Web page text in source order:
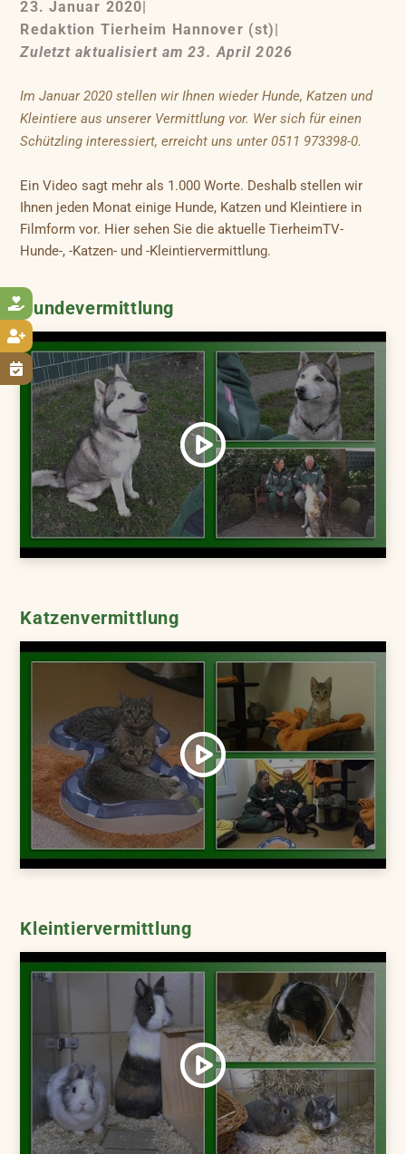



23. Januar 2020|
Redaktion Tierheim Hannover (st)|
Zuletzt aktualisiert am 23. April 2026
Im Januar 2020 stellen wir Ihnen wieder Hunde, Katzen und
Kleintiere aus unserer Vermittlung vor. Wer sich für einen
Schützling interessiert, erreicht uns unter 0511 973398-0.
Ein Video sagt mehr als 1.000 Worte. Deshalb stellen wir
Ihnen jeden Monat einige Hunde, Katzen und Kleintiere in
Filmform vor. Hier sehen Sie die aktuelle TierheimTV-
Hunde-, -Katzen- und -Kleintiervermittlung.
Hundevermittlung
Katzenvermittlung
Kleintiervermittlung